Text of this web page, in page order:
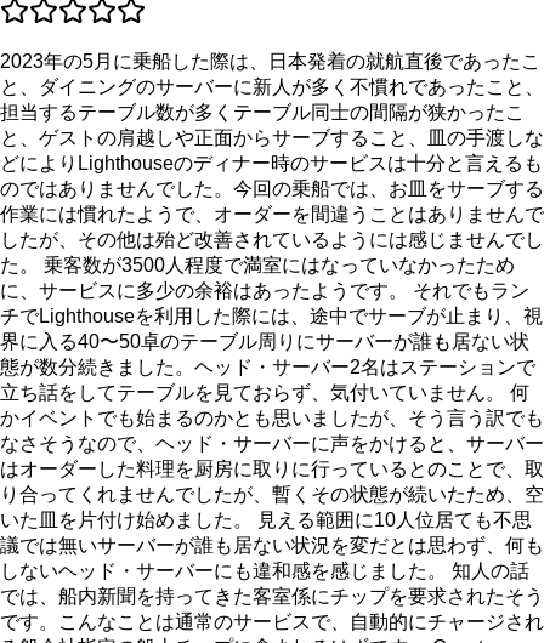
2023年の5月に乗船した際は、日本発着の就航直後であったこ
と、ダイニングのサーバーに新人が多く不慣れであったこと、
担当するテーブル数が多くテーブル同士の間隔が狭かったこ
と、ゲストの肩越しや正面からサーブすること、皿の手渡しな
どによりLighthouseのディナー時のサービスは十分と言えるも
のではありませんでした。今回の乗船では、お皿をサーブする
作業には慣れたようで、オーダーを間違うことはありませんで
したが、その他は殆ど改善されているようには感じませんでし
た。 乗客数が3500人程度で満室にはなっていなかったため
に、サービスに多少の余裕はあったようです。 それでもラン
チでLighthouseを利用した際には、途中でサーブが止まり、視
界に入る40〜50卓のテーブル周りにサーバーが誰も居ない状
態が数分続きました。ヘッド・サーバー2名はステーションで
立ち話をしてテーブルを見ておらず、気付いていません。 何
かイベントでも始まるのかとも思いましたが、そう言う訳でも
なさそうなので、ヘッド・サーバーに声をかけると、サーバー
はオーダーした料理を厨房に取りに行っているとのことで、取
り合ってくれませんでしたが、暫くその状態が続いたため、空
いた皿を片付け始めました。 見える範囲に10人位居ても不思
議では無いサーバーが誰も居ない状況を変だとは思わず、何も
しないヘッド・サーバーにも違和感を感じました。 知人の話
では、船内新聞を持ってきた客室係にチップを要求されたそう
です。こんなことは通常のサービスで、自動的にチャージされ